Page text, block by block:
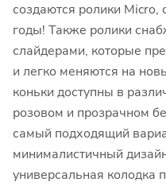
создаются ролики
годы! Также ролики
слайдерами, которые
и легко меняются на
коньки доступны в
розовом и прозрачном
самый подходящий
минималистичный
универсальная колодка